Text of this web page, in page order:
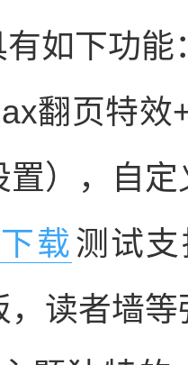
如下功能
翻页特
置），自
载测试
，读者墙